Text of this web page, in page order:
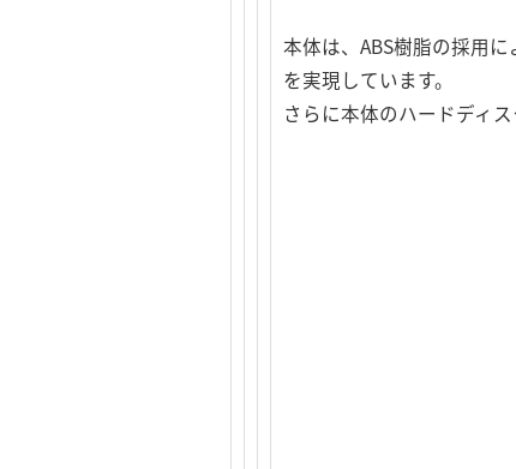
本体は、ABS樹脂の採用
を実現しています。
さらに本体のハードディ